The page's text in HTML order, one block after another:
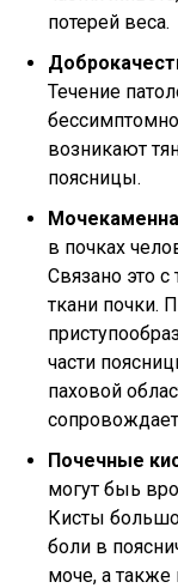
потерей веса.
Течение
возникают
поясницы.
в почках
Связано это
ткани почки.
части
паховой
Почечные
могут быь
Кисты
боли в
моче, а